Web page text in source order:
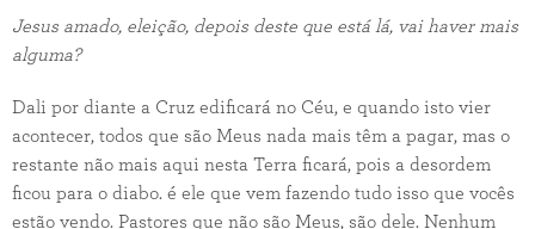
Jesus amado, eleição, depois deste que está lá, vai haver mais
alguma?
Dali por diante a Cruz edificará no Céu, e quando isto vier
acontecer, todos que são Meus nada mais têm a pagar, mas o
restante não mais aqui nesta Terra ficará, pois a desordem
ficou para o diabo. é ele que vem fazendo tudo isso que vocês
estão vendo. Pastores que não são Meus, são dele. Nenhum